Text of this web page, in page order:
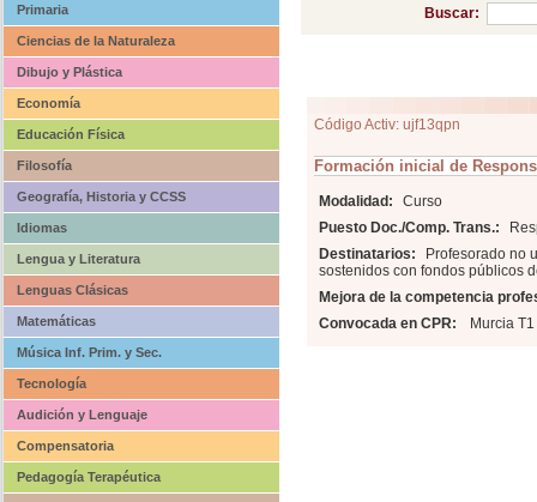
Primaria
Ciencias de la Naturaleza
Dibujo y Plástica
Economía
Educación Física
Filosofía
Geografía, Historia y CCSS
Idiomas
Lengua y Literatura
Lenguas Clásicas
Matemáticas
Música Inf. Prim. y Sec.
Tecnología
Audición y Lenguaje
Compensatoria
Pedagogía Terapéutica
Buscar:
Código Activ: ujf13qpn
Formación inicial de
Modalidad:
Curso
Puesto Doc./Comp. Trans.:
Destinatarios:
Profesorado no
sostenidos con fondos públicos
Mejora de la competencia
Convocada en CPR:
Murcia T1